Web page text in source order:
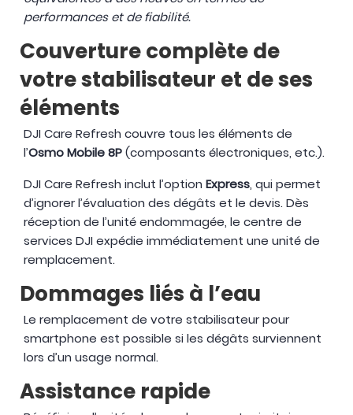
performances et de fiabilité.
Couverture complète de
votre stabilisateur et de ses
éléments
DJI Care Refresh couvre tous les éléments de
l’Osmo Mobile 8P(composants électroniques, etc.).
DJI Care Refresh inclut l’option Express, qui permet
d’ignorer l’évaluation des dégâts et le devis. Dès
réception de l’unité endommagée, le centre de
services DJI expédie immédiatement une unité de
remplacement.
Dommages liés à l’eau
Le remplacement de votre stabilisateur pour
smartphone est possible si les dégâts surviennent
lors d’un usage normal.
Assistance rapide